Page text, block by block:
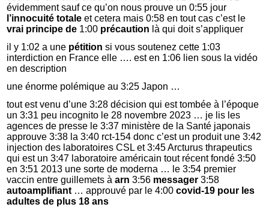
évidemment sauf ce qu’on nous prouve un 0:55 jour
l’innocuité totale et cetera mais 0:58 en tout cas c’est le
vrai principe de 1:00 précaution là qui doit s’appliquer
il y 1:02 a une pétition si vous soutenez cette 1:03
interdiction en France elle …. est en 1:06 lien sous la vidéo
en description
une énorme polémique au 3:25 Japon …
tout est venu d’une 3:28 décision qui est tombée à l’époque
un 3:31 peu incognito le 28 novembre 2023 … je lis les
agences de presse le 3:37 ministère de la Santé japonais
approuve 3:38 la 3:40 rct-154 donc c’est un produit une 3:42
injection des laboratoires CSL et 3:45 Arcturus thrapeutics
qui est un 3:47 laboratoire américain tout récent fondé 3:50
en 3:51 2013 une sorte de moderna … le 3:54 premier
vaccin entre guillemets àarn 3:56 messager 3:58
autoamplifiant … approuvé par le 4:00covid-19 pour les
adultes de plus 18 ans